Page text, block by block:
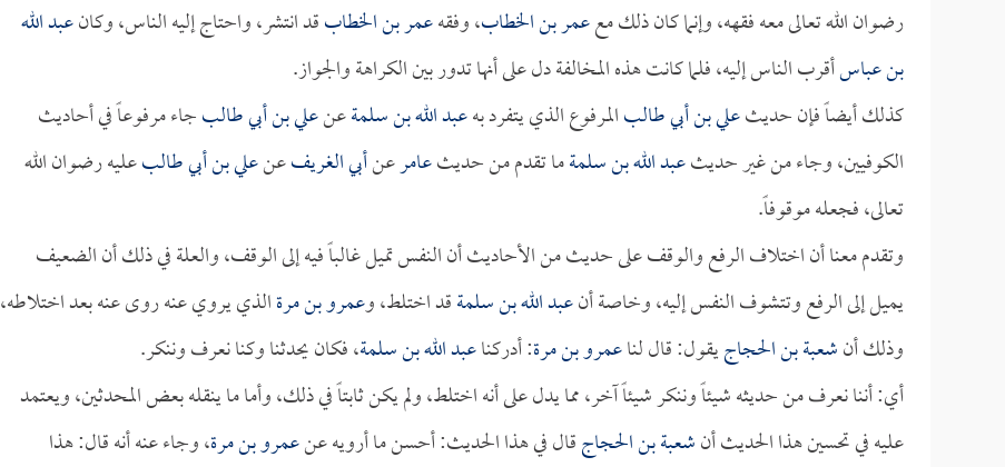
رضوان الله تعالى معه فقهه، وإنما كان ذلك مععمر بن الخطاب، وفقهعمر بن الخطابقد انتشر، واحتاج إليه الناس، وكانعبد الله
بن عباسأقرب الناس إليه، فلما كانت هذه المخالفة دل على أنها تدور بين الكراهة والجواز.
كذلك أيضاً فإن حديثعلي بن أبي طالبالمرفوع الذي يتفرد بهعبد الله بن سلمةعنعلي بن أبي طالبجاء مرفوعاً في أحاديث
الكوفيين، وجاء من غير حديثعبد الله بن سلمةما تقدم من حديثعامرعنأبي الغريفعنعلي بن أبي طالبعليه رضوان الله
تعالى، فجعله موقوفاً.
وتقدم معنا أن اختلاف الرفع والوقف على حديث من الأحاديث أن النفس تميل غالباً فيه إلى الوقف، والعلة في ذلك أن الضعيف
يميل إلى الرفع وتتشوف النفس إليه، وخاصة أنعبد الله بن سلمةقد اختلط، وعمرو بن مرةالذي يروي عنه روى عنه بعد اختلاطه،
وذلك أنشعبة بن الحجاجيقول: قال لناعمرو بن مرة: أدركناعبد الله بن سلمة، فكان يحدثنا وكنا نعرف وننكر.
أي: أننا نعرف من حديثه شيئاً وننكر شيئاً آخر، مما يدل على أنه اختلط، ولم يكن ثابتاً في ذلك، وأما ما ينقله بعض المحدثين، ويعتمد
عليه في تحسين هذا الحديث أنشعبة بن الحجاجقال في هذا الحديث: أحسن ما أرويه عنعمرو بن مرة، وجاء عنه أنه قال: هذا